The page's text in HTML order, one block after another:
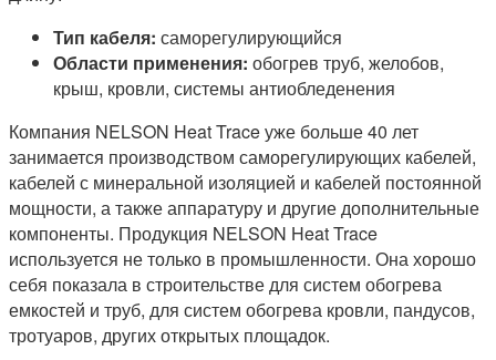
Тип кабеля: саморегулирующийся
Области применения: обогрев труб, желобов,
крыш, кровли, системы антиобледенения
Компания NELSON Heat Trace уже больше 40 лет
занимается производством саморегулирующих кабелей,
кабелей с минеральной изоляцией и кабелей постоянной
мощности, а также аппаратуру и другие дополнительные
компоненты. Продукция NELSON Heat Trace
используется не только в промышленности. Она хорошо
себя показала в строительстве для систем обогрева
емкостей и труб, для систем обогрева кровли, пандусов,
тротуаров, других открытых площадок.